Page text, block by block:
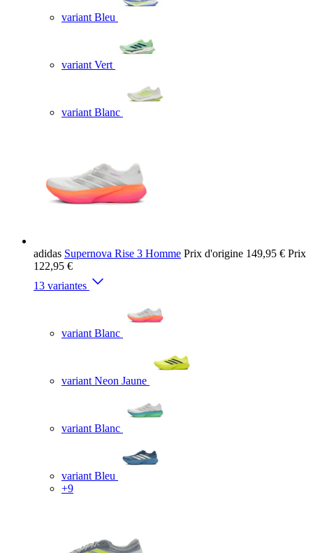
variant Bleu
variant Vert
variant Blanc
adidas Supernova Rise 3 Homme Prix d'origine 149,95 € Prix
122,95 €
13 variantes
variant Blanc
variant Neon Jaune
variant Blanc
variant Bleu
+9